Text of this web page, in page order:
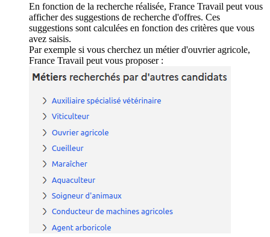
En fonction de la recherche réalisée, France Travail peut vous
afficher des suggestions de recherche d'offres. Ces
suggestions sont calculées en fonction des critères que vous
avez saisis.
Par exemple si vous cherchez un métier d'ouvrier agricole,
France Travail peut vous proposer :